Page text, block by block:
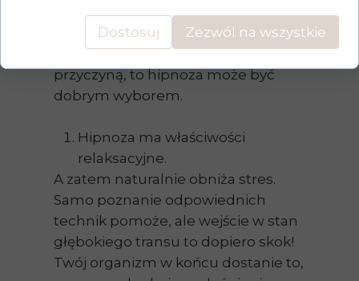
kłótni z mamą.
Jeśli po wizycie u lekarza oprócz
objawem, masz ochotę zająć się
przyczyną, to hipnoza może być
dobrym wyborem.
Hipnoza ma właściwości
relaksacyjne.
A zatem naturalnie obniża stres.
Samo poznanie odpowiednich
technik pomoże, ale wejście w stan
głębokiego transu to dopiero skok!
Twój organizm w końcu dostanie to,
Dostosuj Zezwól na wszystkie